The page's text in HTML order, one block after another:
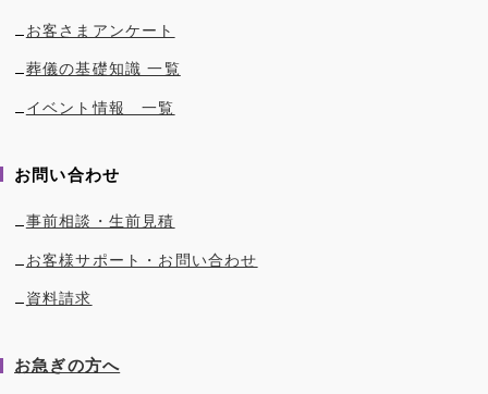
お客さまアンケート
葬儀の基礎知識 一覧
イベント情報 一覧
お問い合わせ
事前相談・生前見積
お客様サポート・お問い合わせ
資料請求
お急ぎの方へ